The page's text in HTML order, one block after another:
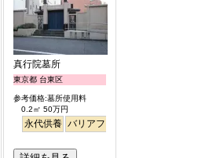
真行院墓所
東京都 台東区
参考価格:墓所使用料
0.2㎡ 50万円
永代供養 バリアフリー